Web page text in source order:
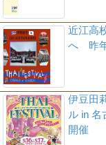
近江高
へ 昨
伊豆田
ル in 名
開催